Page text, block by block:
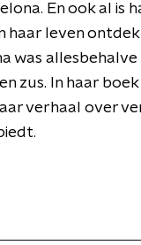
En ook al is
haar leven
was allesbehalve
zus. In haar
verhaal over